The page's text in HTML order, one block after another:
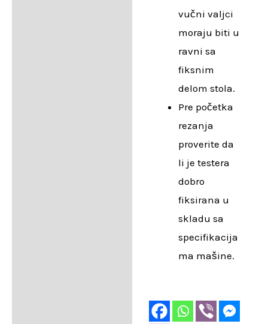
vučni valjci
moraju biti u
ravni sa
fiksnim
delom stola.
Pre početka
rezanja
proverite da
li je testera
dobro
fiksirana u
skladu sa
specifikacija
ma mašine.